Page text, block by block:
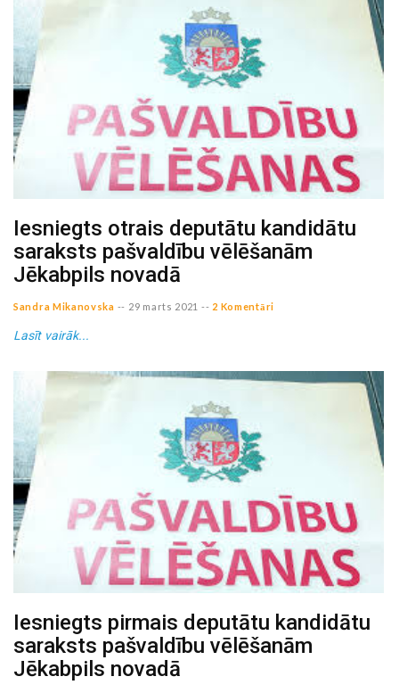
Iesniegts otrais deputātu kandidātu
saraksts pašvaldību vēlēšanām
Jēkabpils novadā
Sandra Mikanovska -- 29 marts 2021 -- 2 Komentāri
Lasīt vairāk...
Iesniegts pirmais deputātu kandidātu
saraksts pašvaldību vēlēšanām
Jēkabpils novadā